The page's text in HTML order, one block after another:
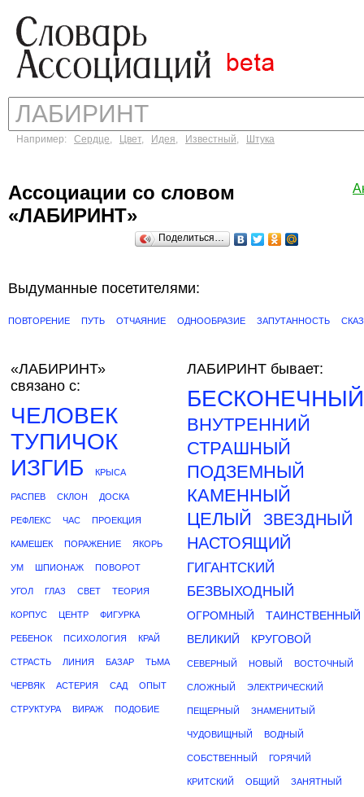
Например: Сердце, Цвет, Идея, Известный, Штука
Ассоциации со словом
«ЛАБИРИНТ»
Поделиться…
Выдуманные посетителями:
ПОВТОРЕНИЕ ПУТЬ ОТЧАЯНИЕ ОДНООБРАЗИЕ ЗАПУТАННОСТЬ
«ЛАБИРИНТ»
связано с:
ЧЕЛОВЕК
ТУПИЧОК
ИЗГИБ
КРЫСА
РАСПЕВ СКЛОН ДОСКА
РЕФЛЕКС ЧАС ПРОЕКЦИЯ
КАМЕШЕК ПОРАЖЕНИЕ ЯКОРЬ
УМ ШПИОНАЖ ПОВОРОТ
УГОЛ ГЛАЗ СВЕТ ТЕОРИЯ
КОРПУС ЦЕНТР ФИГУРКА
РЕБЕНОК ПСИХОЛОГИЯ КРАЙ
СТРАСТЬ ЛИНИЯ БАЗАР ТЬМА
ЧЕРВЯК АСТЕРИЯ САД ОПЫТ
СТРУКТУРА ВИРАЖ ПОДОБИЕ
ЛАБИРИНТ бывает:
БЕСКОНЕЧНЫЙ
ВНУТРЕННИЙ
СТРАШНЫЙ
ПОДЗЕМНЫЙ
КАМЕННЫЙ
ЦЕЛЫЙ
ЗВЕЗДНЫЙ
НАСТОЯЩИЙ
ГИГАНТСКИЙ
БЕЗВЫХОДНЫЙ
ОГРОМНЫЙ
ТАИНСТВЕННЫЙ
ВЕЛИКИЙ
КРУГОВОЙ
СЕВЕРНЫЙ НОВЫЙ ВОСТОЧНЫЙ
СЛОЖНЫЙ ЭЛЕКТРИЧЕСКИЙ
ПЕЩЕРНЫЙ ЗНАМЕНИТЫЙ
ЧУДОВИЩНЫЙ ВОДНЫЙ
СОБСТВЕННЫЙ ГОРЯЧИЙ
КРИТСКИЙ ОБЩИЙ ЗАНЯТНЫЙ